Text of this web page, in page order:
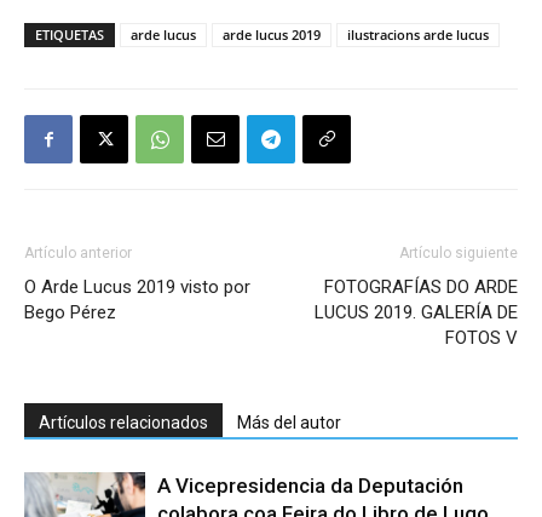
ETIQUETAS arde lucus arde lucus 2019 ilustracions arde lucus
Artículo anterior
O Arde Lucus 2019 visto por
Bego Pérez
Artículo siguiente
FOTOGRAFÍAS DO ARDE
LUCUS 2019. GALERÍA DE
FOTOS V
Artículos relacionados Más del autor
A Vicepresidencia da Deputación